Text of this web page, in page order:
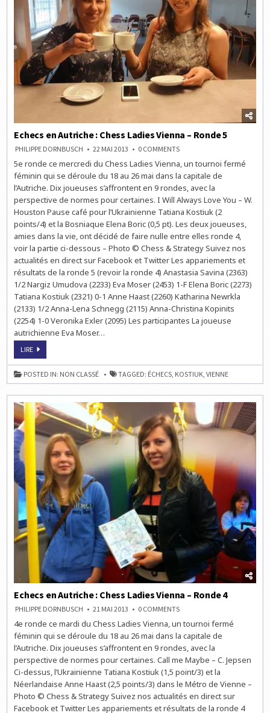
Echecs en Autriche : Chess Ladies Vienna – Ronde 5
PHILIPPE DORNBUSCH 22 MAI 2013 0 COMMENTSON
EN
AUTRICHE
:
CHESS
LADIES
VIENNA
RONDE
5
5e ronde ce mercredi du Chess Ladies Vienna, un tournoi fermé
féminin qui se déroule du 18 au 26 mai dans la capitale de
l’Autriche. Dix joueuses s’affrontent en 9 rondes, avec la
perspective de normes pour certaines. I Will Always Love You – W.
Houston Pause café pour l’Ukrainienne Tatiana Kostiuk (2
points/4) et la Bosniaque Elena Boric (0,5 pt). Les deux joueuses,
amies dans la vie, ont décidé de faire nulle entre elles ronde 4,
voir la partie ci-dessous – Photo © Chess & Strategy Suivez nos
actualités en direct sur Facebook et Twitter Les appariements et
résultats de la ronde 5 (revoir la ronde 4) Anastasia Savina (2363)
1/2 Nargiz Umudova (2233) Eva Moser (2453) 1-F Elena Boric (2273)
Tatiana Kostiuk (2321) 0-1 Anne Haast (2260) Katharina Newrkla
(2133) 1/2 Anna-Lena Schnegg (2115) Anna-Christina Kopinits
(2254) 1-0 Veronika Exler (2095) Les participantes La joueuse
autrichienne Eva Moser…
LIREECHECS
AUTRICHE
:
CHESS
LADIES
RONDE
5
POSTED IN: NON CLASSÉ TAGGED: ÉCHECS, KOSTIUK,VIENNE
Echecs en Autriche : Chess Ladies Vienna – Ronde 4
PHILIPPE DORNBUSCH 21 MAI 2013 0 COMMENTSON
EN
:
CHESS
LADIES
VIENNA
RONDE
4
4e ronde ce mardi du Chess Ladies Vienna, un tournoi fermé
féminin qui se déroule du 18 au 26 mai dans la capitale de
l’Autriche. Dix joueuses s’affrontent en 9 rondes, avec la
perspective de normes pour certaines. Call me Maybe – C. Jepsen
Ci-dessus, l’Ukrainienne Tatiana Kostiuk (1,5 point/3) et la
Néerlandaise Anne Haast (2,5 points/3) dans le Métro de Vienne –
Photo © Chess & Strategy Suivez nos actualités en direct sur
Facebook et Twitter Les appariements et résultats de la ronde 4